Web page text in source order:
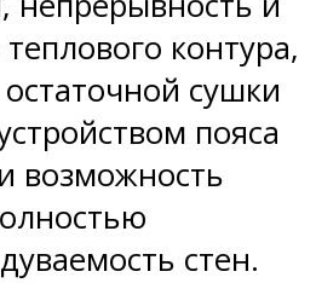
контура,
сушки
пояса
возможность
стен.